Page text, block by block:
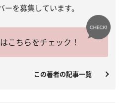
を募集しています。
こちらをチェック！
この著者の記事一覧